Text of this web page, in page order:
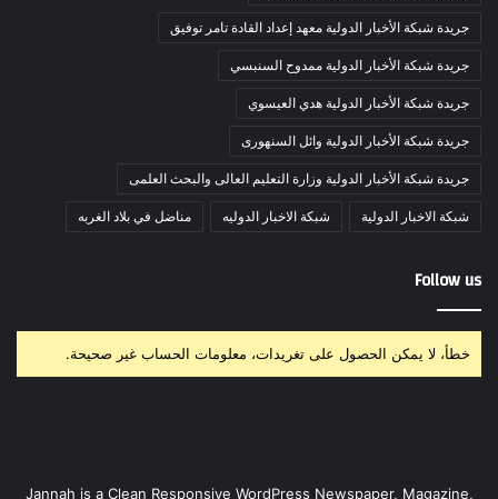
جريدة شبكة الأخبار الدولية معهد إعداد القادة تامر توفيق
جريدة شبكة الأخبار الدولية ممدوح السنبسي
جريدة شبكة الأخبار الدولية هدي العيسوي
جريدة شبكة الأخبار الدولية وائل السنهورى
جريدة شبكة الأخبار الدولية وزارة التعليم العالى والبحث العلمى
شبكة الاخبار الدولية شبكة الاخبار الدوليه مناضل في بلاد الغربه
Follow us
خطأ، لا يمكن الحصول على تغريدات، معلومات الحساب غير صحيحة.
Jannah is a Clean Responsive WordPress Newspaper, Magazine,